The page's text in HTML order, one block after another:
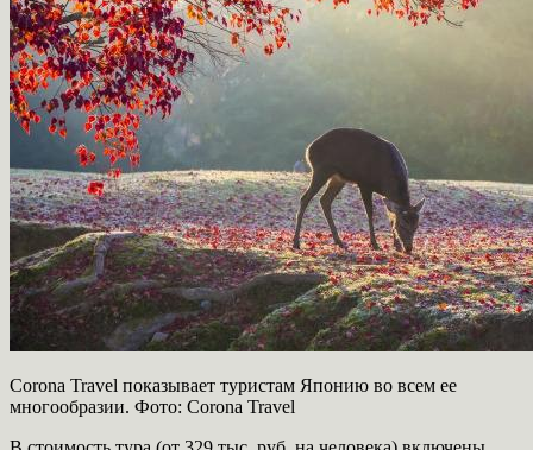
Corona Travel показывает туристам Японию во всем ее
многообразии. Фото: Corona Travel